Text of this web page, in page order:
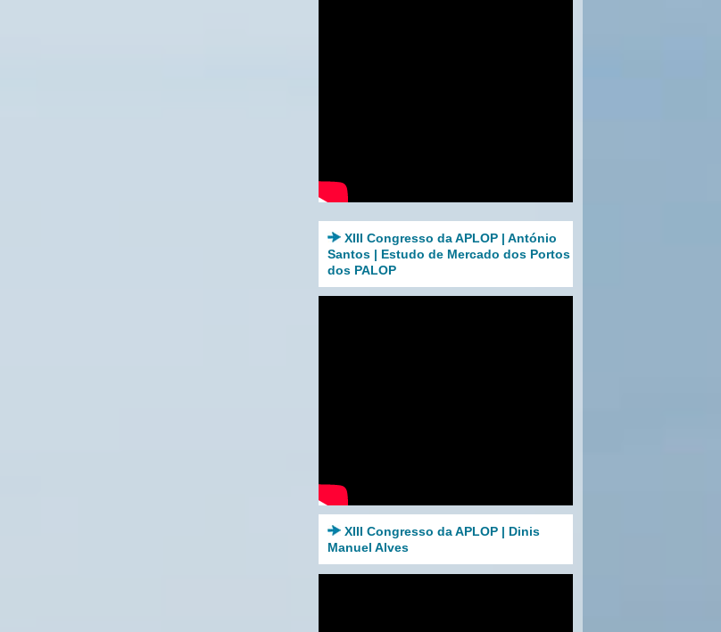
XIII Congresso da APLOP | António
Santos | Estudo de Mercado dos Portos
dos PALOP
XIII Congresso da APLOP | Dinis
Manuel Alves